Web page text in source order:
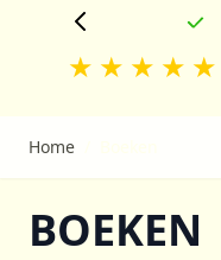
★ ★ ★ ★ ★
Home
BOEKEN